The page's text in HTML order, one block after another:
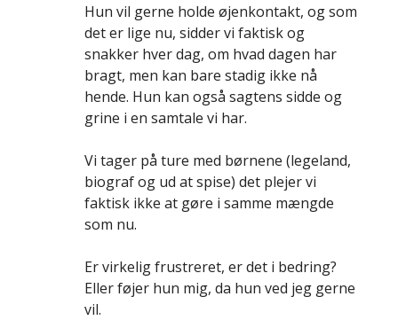
Hun vil gerne holde øjenkontakt, og som
det er lige nu, sidder vi faktisk og
snakker hver dag, om hvad dagen har
bragt, men kan bare stadig ikke nå
hende. Hun kan også sagtens sidde og
grine i en samtale vi har.
Vi tager på ture med børnene (legeland,
biograf og ud at spise) det plejer vi
faktisk ikke at gøre i samme mængde
som nu.
Er virkelig frustreret, er det i bedring?
Eller føjer hun mig, da hun ved jeg gerne
vil.